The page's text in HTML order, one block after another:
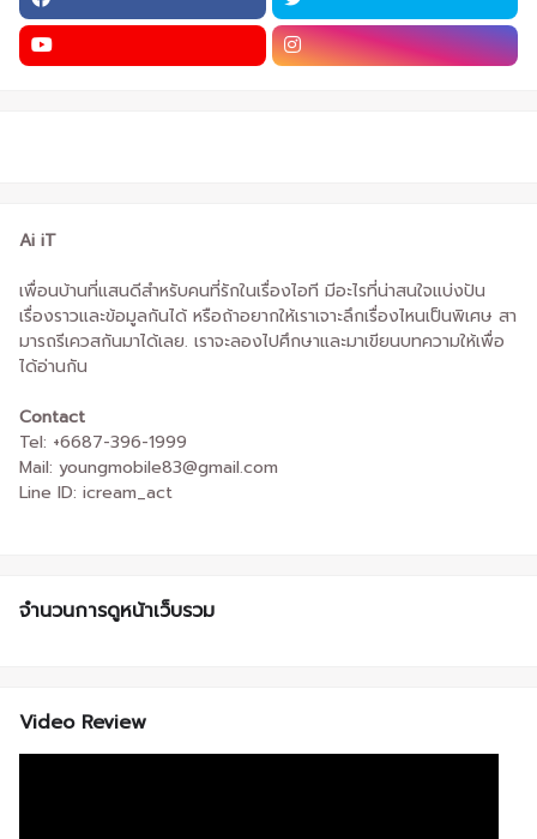
Ai iT
เพื่อนบ้านที่แสนดีสำหรับคนที่รักในเรื่องไอที มีอะไรที่น่าสนใจแบ่งปัน
เรื่องราวและข้อมูลกันได้ หรือถ้าอยากให้เราเจาะลึกเรื่องไหนเป็นพิเศษ สา
มารถรีเควสกันมาได้เลย. เราจะลองไปศึกษาและมาเขียนบทความให้เพื่อ
ได้อ่านกัน
Contact
Tel: +6687-396-1999
Mail: youngmobile83@gmail.com
Line ID: icream_act
จำนวนการดูหน้าเว็บรวม
Video Review